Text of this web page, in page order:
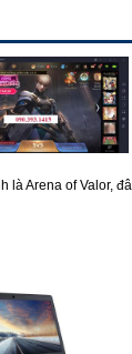
là Arena of Valor,